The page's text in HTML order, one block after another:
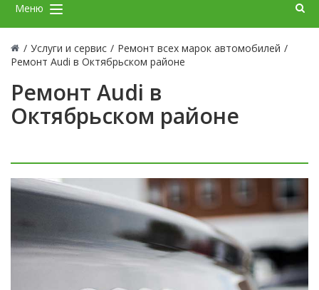
Меню
/ Услуги и сервис / Ремонт всех марок автомобилей /
Ремонт Audi в Октябрьском районе
Ремонт Audi в
Октябрьском районе